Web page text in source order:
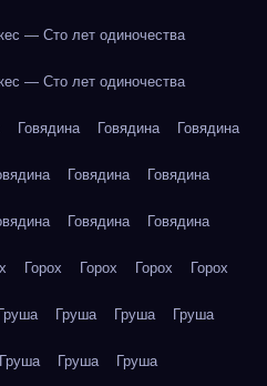
— Сто лет одиночества
— Сто лет одиночества
Говядина Говядина Говядина
Говядина Говядина
Говядина Говядина
Горох Горох Горох Горох
Груша Груша Груша Груша
Груша Груша Груша